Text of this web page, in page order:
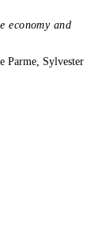
economy and
Parme, Sylvester